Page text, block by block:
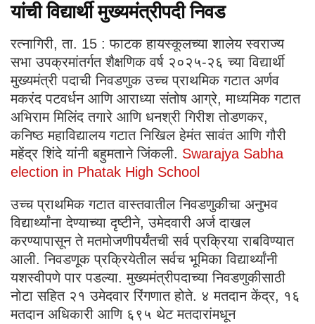
यांची विद्यार्थी मुख्यमंत्रीपदी निवड
रत्नागिरी, ता. 15 : फाटक हायस्कूलच्या शालेय स्वराज्य
सभा उपक्रमांतर्गत शैक्षणिक वर्ष २०२५-२६ च्या विद्यार्थी
मुख्यमंत्री पदाची निवडणुक उच्च प्राथमिक गटात अर्णव
मकरंद पटवर्धन आणि आराध्या संतोष आग्रे, माध्यमिक गटात
अभिराम मिलिंद तगारे आणि धनश्री गिरीश तोडणकर,
कनिष्ठ महाविद्यालय गटात निखिल हेमंत सावंत आणि गौरी
महेंद्र शिंदे यांनी बहुमताने जिंकली. Swarajya Sabha
election in Phatak High School
उच्च प्राथमिक गटात वास्तवातील निवडणुकीचा अनुभव
विद्यार्थ्यांना देण्याच्या दृष्टीने, उमेदवारी अर्ज दाखल
करण्यापासून ते मतमोजणीपर्यंतची सर्व प्रक्रिया राबविण्यात
आली. निवडणूक प्रक्रियेतील सर्वच भूमिका विद्यार्थ्यांनी
यशस्वीपणे पार पडल्या. मुख्यमंत्रीपदाच्या निवडणुकीसाठी
नोटा सहित २१ उमेदवार रिंगणात होते. ४ मतदान केंद्र, १६
मतदान अधिकारी आणि ६९५ थेट मतदारांमधून